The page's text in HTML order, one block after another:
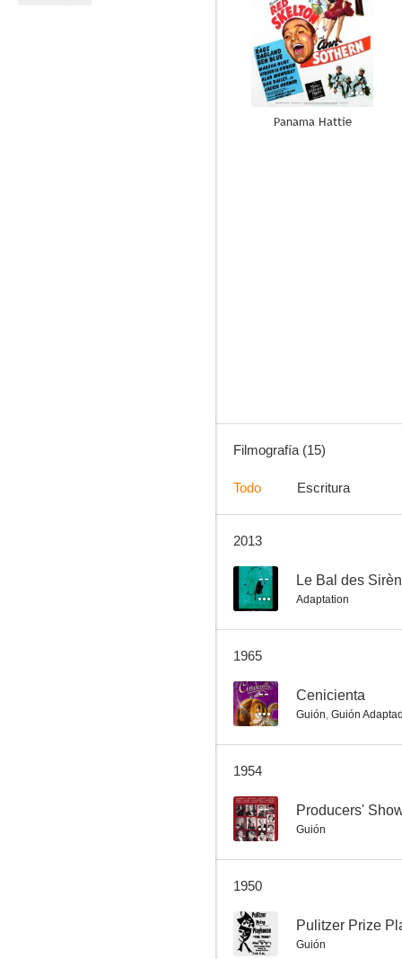
Panama Hattie
Filmografía (15)
Todo Escritura
2013
-- Le Bal des
Adaptation
1965
-- Cenicienta
Guión, Guión
1954
-- Producers'
Guión
1950
-- Pulitzer Prize
Guión